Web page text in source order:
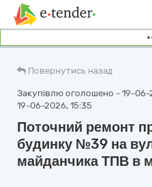
Повернутись назад
Закупівлю оголошено - 19-06-
19-06-2026, 15:35
Поточний ремонт
будинку №39 на
майданчика ТПВ в